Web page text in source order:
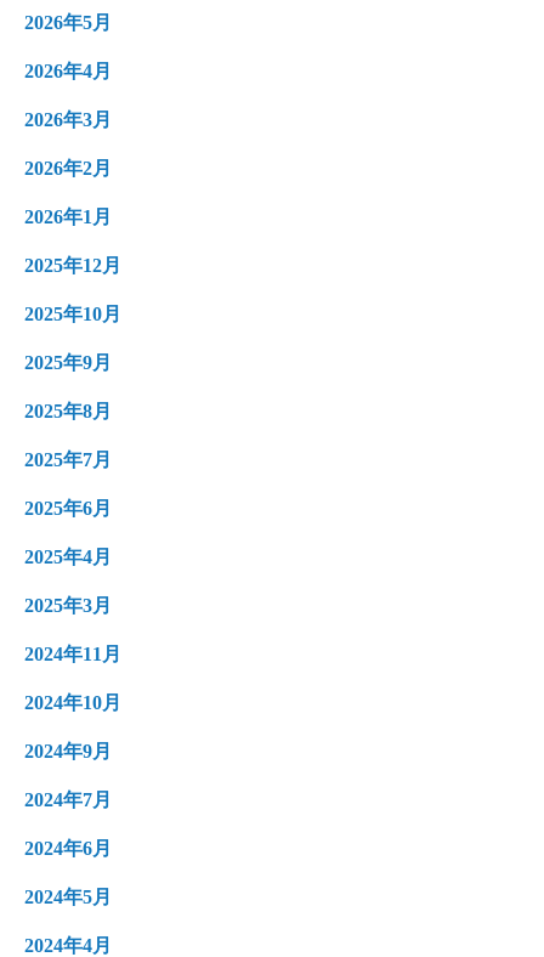
2026年5月
2026年4月
2026年3月
2026年2月
2026年1月
2025年12月
2025年10月
2025年9月
2025年8月
2025年7月
2025年6月
2025年4月
2025年3月
2024年11月
2024年10月
2024年9月
2024年7月
2024年6月
2024年5月
2024年4月